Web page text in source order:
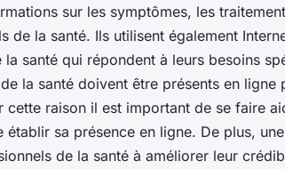
sur les symptômes, les
de la santé. Ils utilisent également
santé qui répondent à leurs besoins
la santé doivent être présents en ligne
cette raison il est important de se faire
établir sa présence en ligne. De plus,
de la santé à améliorer leur